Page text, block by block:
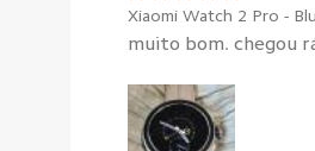
Xiaomi Watch 2 Pro -
muito bom. chegou